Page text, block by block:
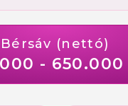
Bérsáv (nettó)
- 650.000